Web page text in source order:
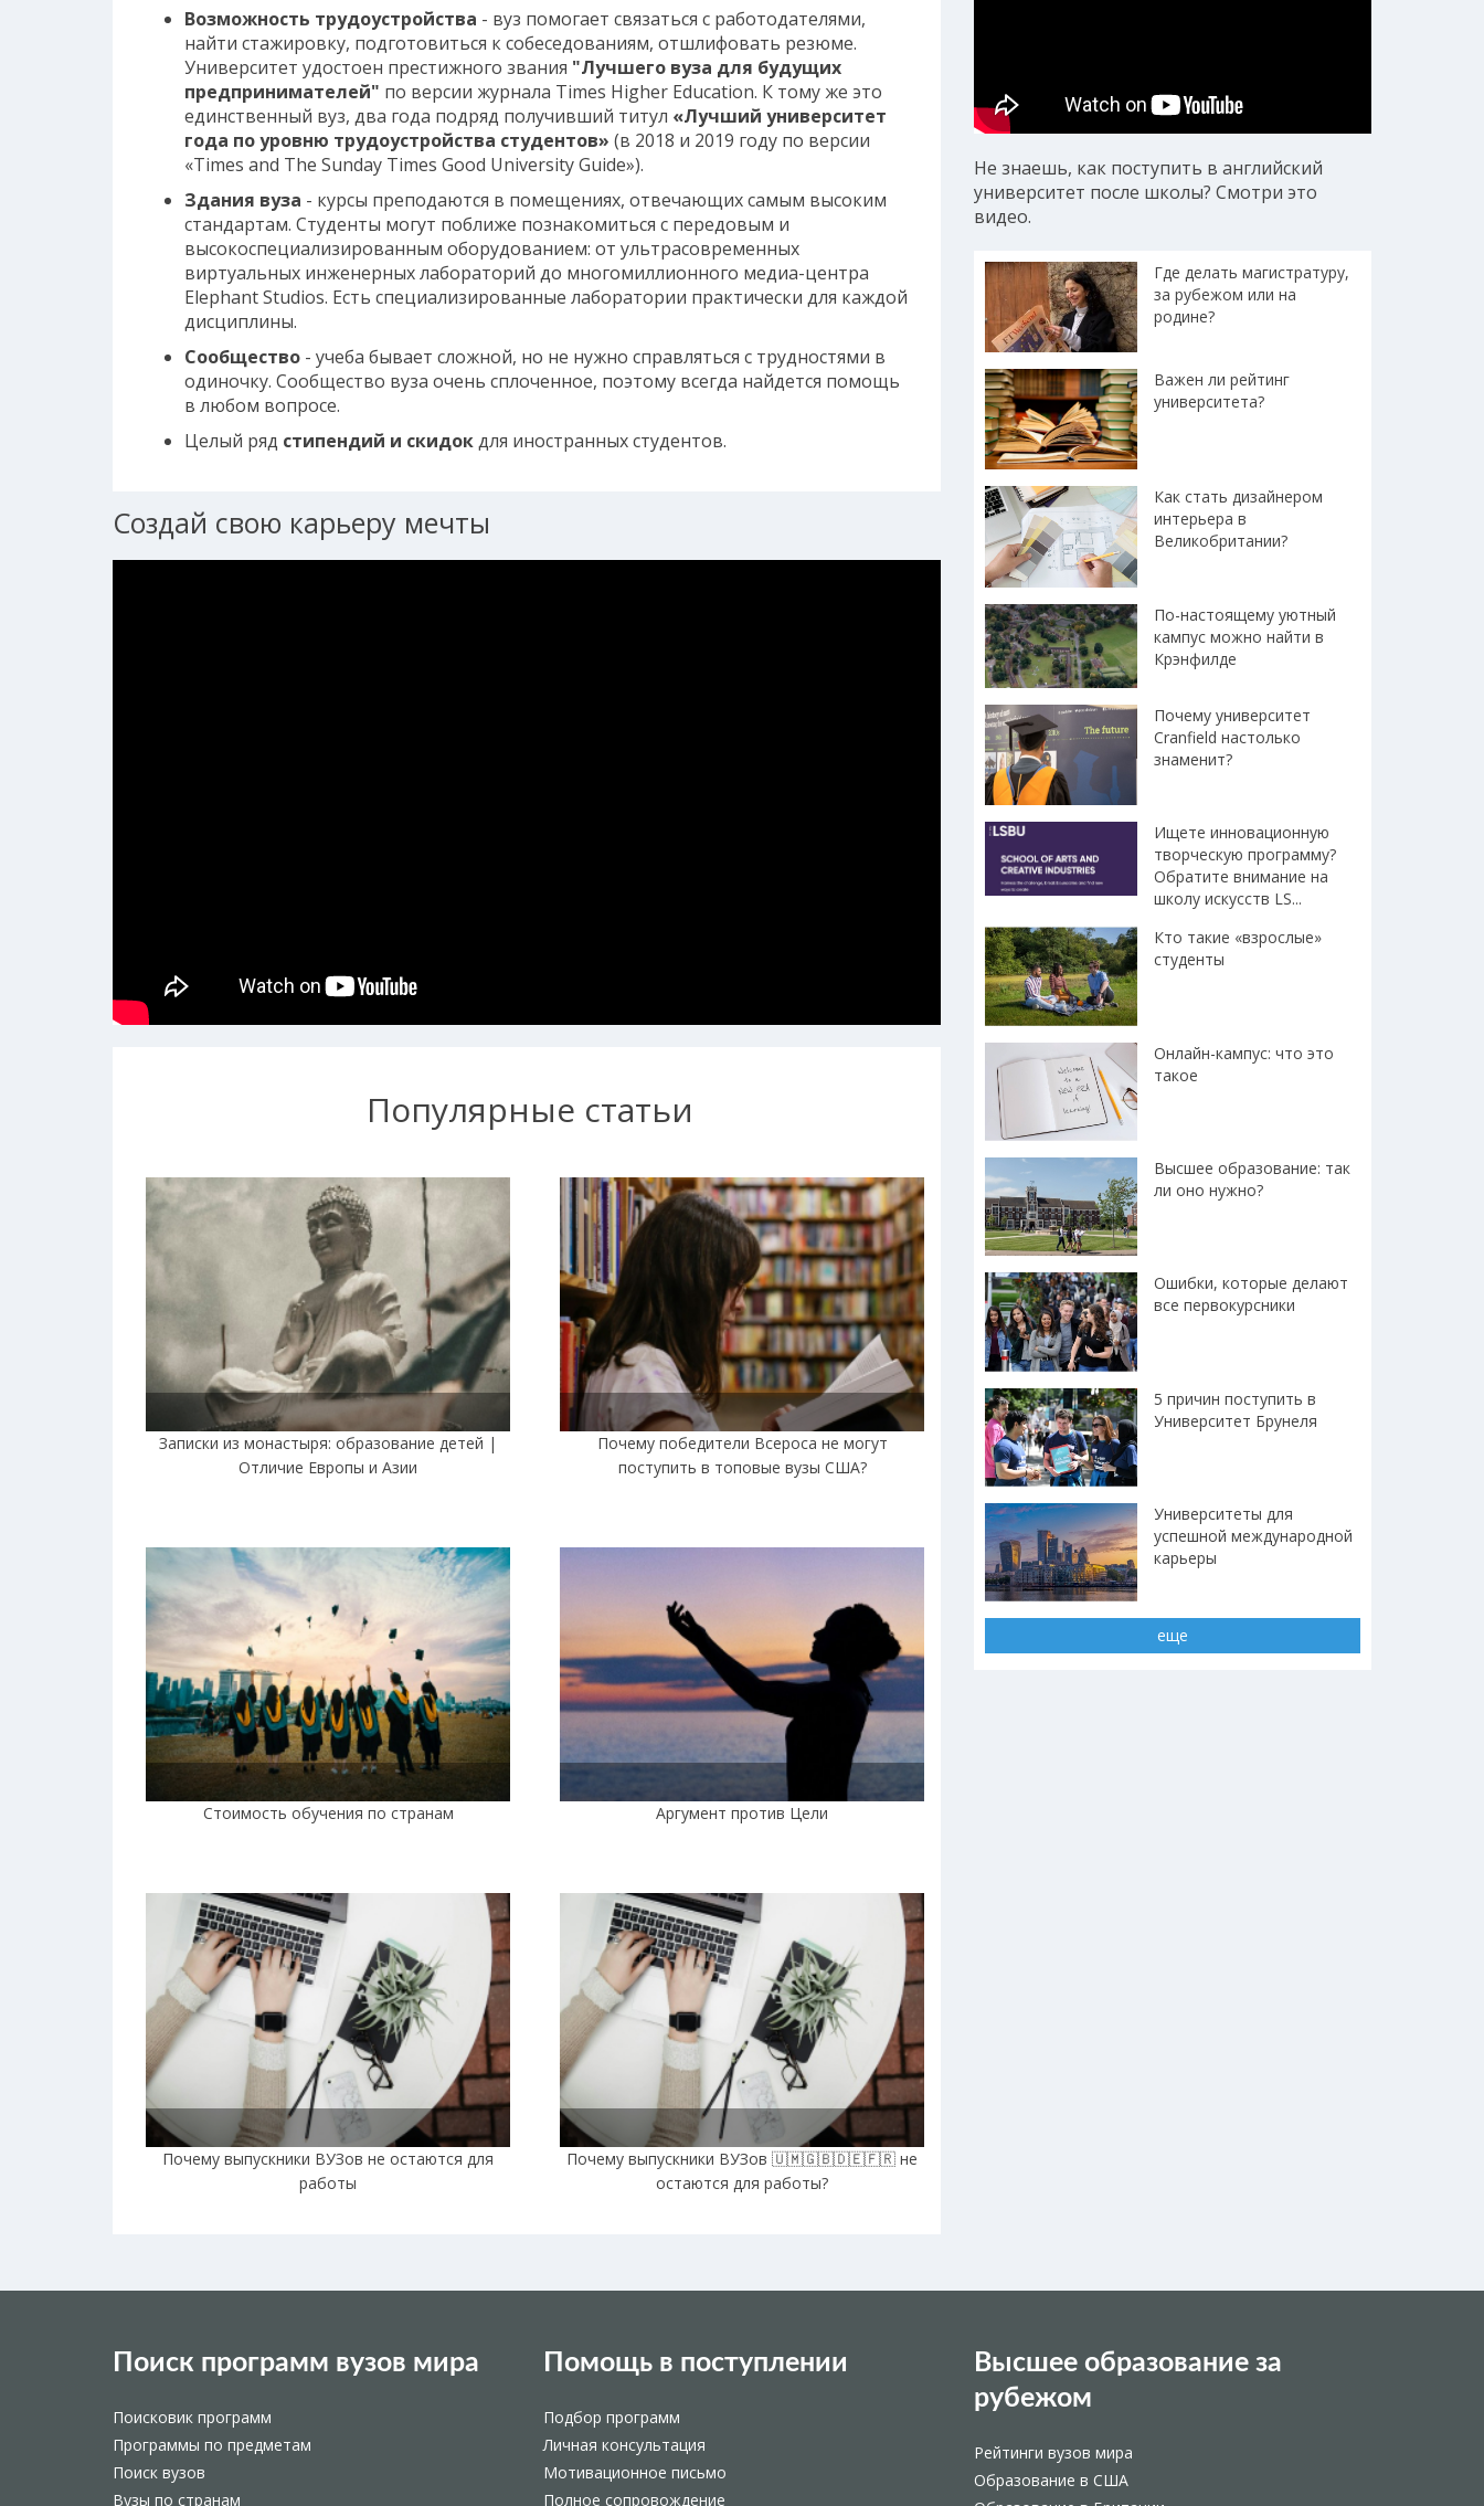
Возможность трудоустройства - вуз помогает связаться с работодателями,
найти стажировку, подготовиться к собеседованиям, отшлифовать резюме.
Университет удостоен престижного звания "Лучшего вуза для будущих
предпринимателей" по версии журнала Times Higher Education. К тому же это
единственный вуз, два года подряд получивший титул «Лучший университет
года по уровню трудоустройства студентов» (в 2018 и 2019 году по версии
«Times and The Sunday Times Good University Guide»).
Здания вуза - курсы преподаются в помещениях, отвечающих самым высоким
стандартам. Студенты могут поближе познакомиться с передовым и
высокоспециализированным оборудованием: от ультрасовременных
виртуальных инженерных лабораторий до многомиллионного медиа-центра
Elephant Studios. Есть специализированные лаборатории практически для каждой
дисциплины.
Сообщество- учеба бывает сложной, но не нужно справляться с трудностями в
одиночку. Сообщество вуза очень сплоченное, поэтому всегда найдется помощь
в любом вопросе.
Целый ряд стипендий и скидокдля иностранных студентов.
Создай свою карьеру мечты
Популярные статьи
Записки из монастыря: образование детей |
Отличие Европы и Азии
Почему победители Всероса не могут
поступить в топовые вузы США?
Стоимость обучения по странам Аргумент против Цели
Почему выпускники ВУЗов не остаются для
работы
Почему выпускники ВУЗов 🇺🇲🇬🇧🇩🇪🇫🇷 не
остаются для работы?
Не знаешь, как поступить в английский
университет после школы? Смотри это
видео.
Где делать магистратуру,
за рубежом или на
родине?
Важен ли рейтинг
университета?
Как стать дизайнером
интерьера в
Великобритании?
По-настоящему уютный
кампус можно найти в
Крэнфилде
Почему университет
Cranfield настолько
знаменит?
Ищете инновационную
творческую программу?
Обратите внимание на
школу искусств LS...
Кто такие «взрослые»
студенты
Онлайн-кампус: что это
такое
Высшее образование: так
ли оно нужно?
Ошибки, которые делают
все первокурсники
5 причин поступить в
Университет Брунеля
Университеты для
успешной международной
карьеры
еще
Поиск программ вузов мира
Поисковик программ
Программы по предметам
Поиск вузов
Вузы по странам
Помощь в поступлении
Подбор программ
Личная консультация
Мотивационное письмо
Полное сопровождение
Высшее образование за
рубежом
Рейтинги вузов мира
Образование в США